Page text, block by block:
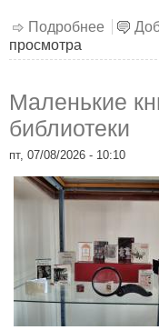
Подробнее о
просмотра
Маленькие
библиотеки
пт, 07/08/2026 - 10:10